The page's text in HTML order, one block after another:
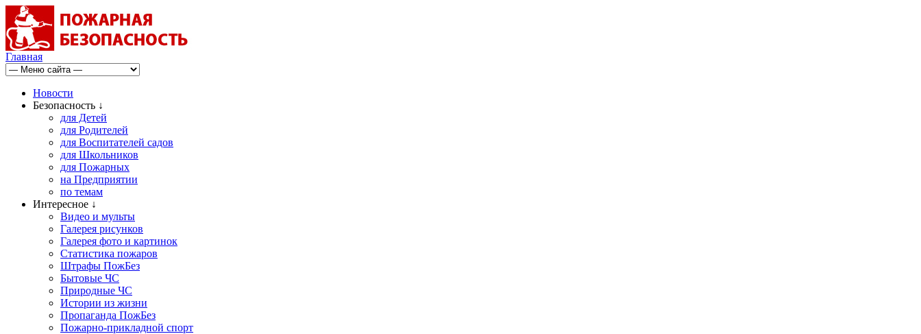
Главная
Новости
Безопасность ↓
для Детей
для Родителей
для Воспитателей садов
для Школьников
для Пожарных
на Предприятии
по темам
Интересное ↓
Видео и мульты
Галерея рисунков
Галерея фото и картинок
Статистика пожаров
Штрафы ПожБез
Бытовые ЧС
Природные ЧС
Истории из жизни
Пропаганда ПожБез
Пожарно-прикладной спорт